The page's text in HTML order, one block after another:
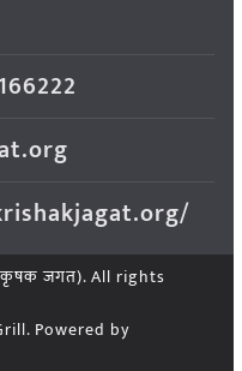
जगत). All rights
Powered by